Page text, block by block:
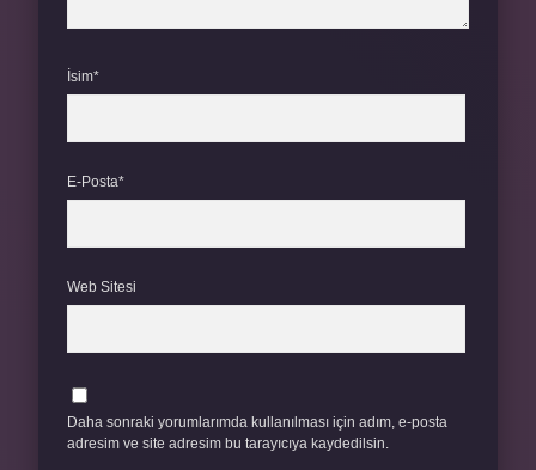
İsim*
E-Posta*
Web Sitesi
Daha sonraki yorumlarımda kullanılması için adım, e-posta
adresim ve site adresim bu tarayıcıya kaydedilsin.